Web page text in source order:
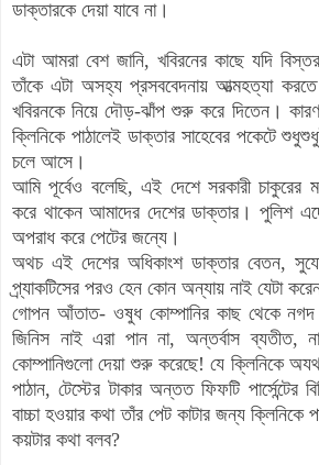
ডাক্তারকে দেয়া যাবে না।
এটা আমরা বেশ জানি, খবিরনের কাছে যদি
তাঁকে এটা অসহ্য প্রসববেদনায় আত্মহত্যা
খবিরনকে নিয়ে দৌড়-ঝাঁপ শুরু করে দিতেন।
ক্লিনিকে পাঠালেই ডাক্তার সাহেবের পকেটে
চলে আসে।
আমি পূর্বেও বলেছি, এই দেশে সরকারী চাকুরের
করে থাকেন আমাদের দেশের ডাক্তার। পুলিশ
অপরাধ করে পেটের জন্যে।
অথচ এই দেশের অধিকাংশ ডাক্তার বেতন,
প্র্যাকটিসের পরও হেন কোন অন্যায় নাই যেটা
গোপন আঁতাত- ওষুধ কোম্পানির কাছ থেকে নগদ
জিনিস নাই এরা পান না, অন্তর্বাস
কোম্পানিগুলো দেয়া শুরু করেছে! যে ক্লিনিকে
পাঠান, টেস্টের টাকার অন্তত ফিফটি পার্সেন্টের
বাচ্চা হওয়ার কথা তাঁর পেট কাটার জন্য ক্লিনিকে
কয়টার কথা বলব?